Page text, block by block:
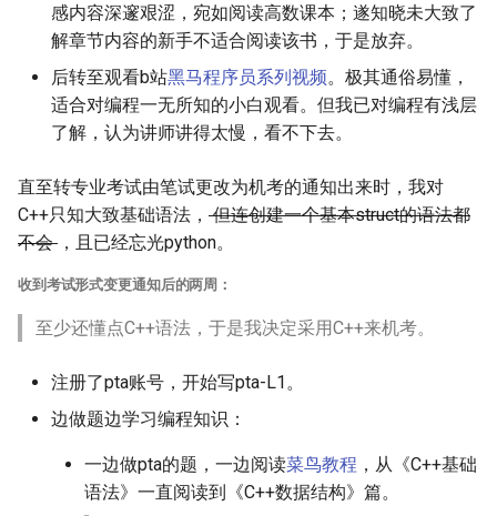
感内容深邃艰涩，宛如阅读高数课本；遂知晓未大致了
解章节内容的新手不适合阅读该书，于是放弃。
后转至观看b站黑马程序员系列视频。极其通俗易懂，
适合对编程一无所知的小白观看。但我已对编程有浅层
了解，认为讲师讲得太慢，看不下去。
直至转专业考试由笔试更改为机考的通知出来时，我对
C++只知大致基础语法， 但连创建一个基本struct的语法都
不会 ，且已经忘光python。
收到考试形式变更通知后的两周 ：
至少还懂点C++语法，于是我决定采用C++来机考。
注册了pta账号，开始写pta-L1。
边做题边学习编程知识：
一边做pta的题，一边阅读菜鸟教程 ，从《C++基础
语法》一直阅读到《C++数据结构》篇。